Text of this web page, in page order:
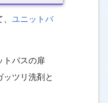
ユニットバ
トバスの扉
ツリ洗剤と